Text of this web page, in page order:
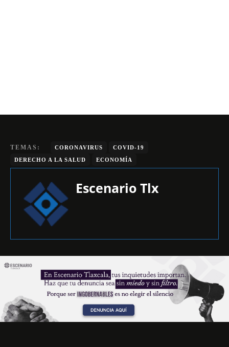
TEMAS: CORONAVIRUS
COVID-19
DERECHO A LA SALUD
ECONOMÍA
Escenario Tlx